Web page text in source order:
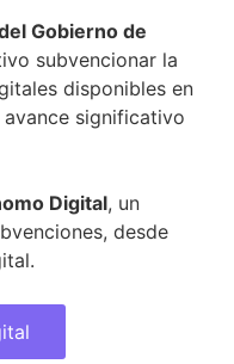
Gobierno de
subvencionar la
disponibles en
significativo
Digital, un
desde